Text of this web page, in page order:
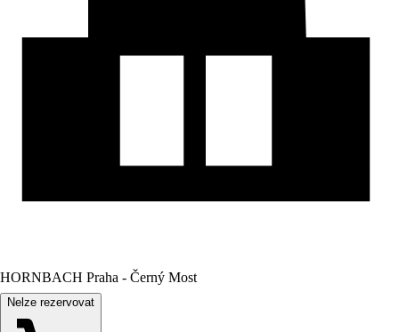
HORNBACH Praha - Černý Most
Nelze rezervovat